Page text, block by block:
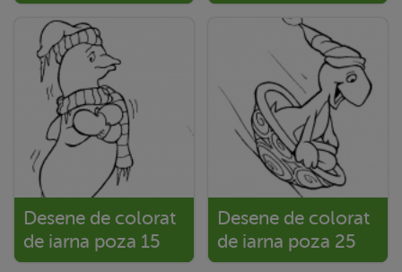
Desene de colorat
de iarna poza 15
Desene de colorat
de iarna poza 25